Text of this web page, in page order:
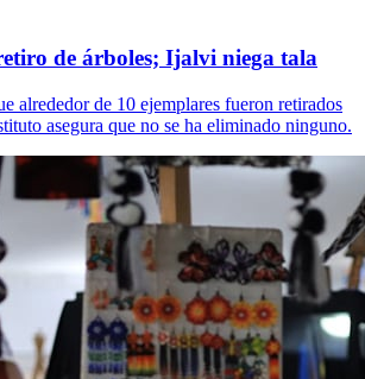
de árboles; Ijalvi niega tala
alrededor de 10 ejemplares fueron retirados
asegura que no se ha eliminado ninguno.